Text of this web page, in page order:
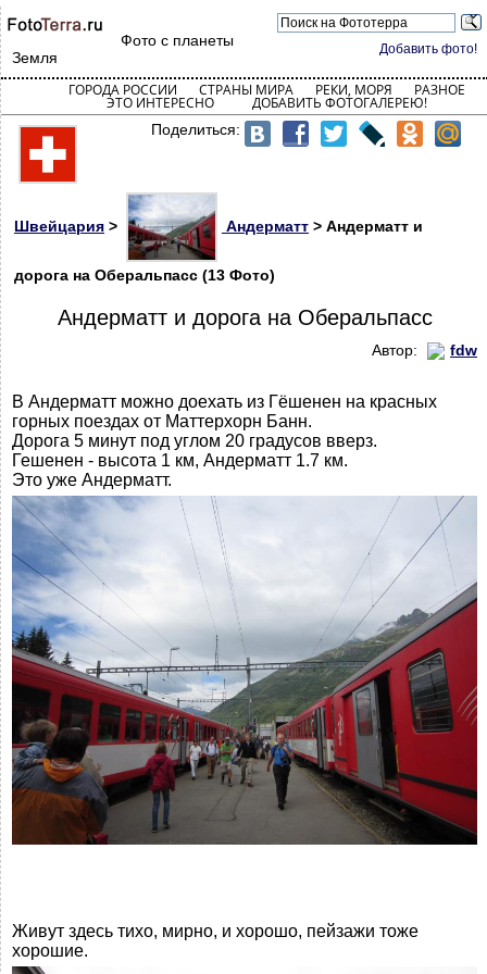
Добавить фото!
Фото с планеты
Земля
ГОРОДА РОССИИ СТРАНЫ МИРА РЕКИ, МОРЯ РАЗНОЕ
ЭТО ИНТЕРЕСНО ДОБАВИТЬ ФОТОГАЛЕРЕЮ!
Поделиться:
Швейцария > Андерматт > Андерматт и
дорога на Оберальпасс (13 Фото)
Андерматт и дорога на Оберальпасс
Автор: fdw
В Андерматт можно доехать из Гёшенен на красных
горных поездах от Маттерхорн Банн.
Дорога 5 минут под углом 20 градусов вверз.
Гешенен - высота 1 км, Андерматт 1.7 км.
Это уже Андерматт.
Живут здесь тихо, мирно, и хорошо, пейзажи тоже
хорошие.